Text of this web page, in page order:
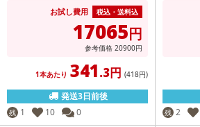
お試し費用 税込・送料込
17065円
参考価格 20900円
1本あたり 341.3円 (418円)
発送3日前後
残 1 10 0 残 2